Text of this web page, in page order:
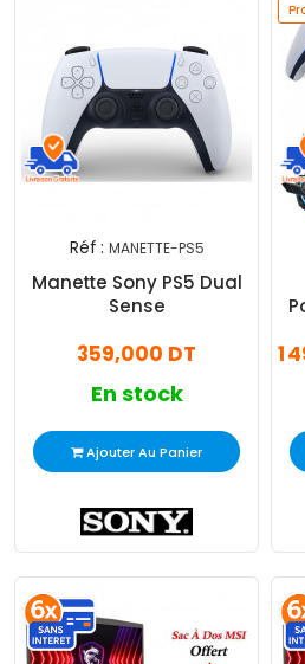
Réf : MANETTE-PS5
Manette Sony PS5 Dual
Sense
359,000 DT
En stock
Ajouter Au Panier
1